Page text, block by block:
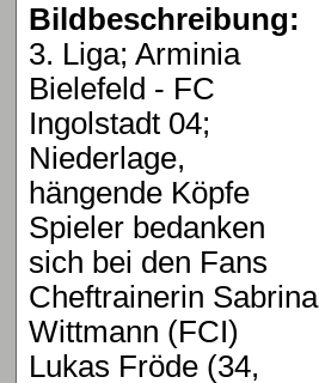
Bildbeschreibung:
3. Liga; Arminia
Bielefeld - FC
Ingolstadt 04;
Niederlage,
hängende Köpfe
Spieler bedanken
sich bei den Fans
Cheftrainerin Sabrina
Wittmann (FCI)
Lukas Fröde (34,